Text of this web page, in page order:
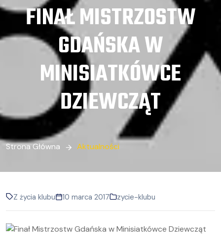
FINAŁ MISTRZOSTW
GDAŃSKA W
MINISIATKÓWCE
DZIEWCZĄT
Strona Główna Aktualności
Z życia klubu 10 marca 2017 zycie-klubu